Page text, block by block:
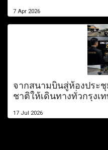
7 Apr 2026
จากสนามบินสู่ห้องประ
ชาติให้เดินทางทั่วกรุงเ
17 Jul 2026